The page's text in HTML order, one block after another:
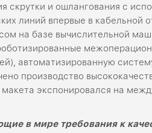
скрутки и ошлангования с
линий впервые в
на базе вычислительной
автоматизированную
производство
экспонировался на
в мире требования к